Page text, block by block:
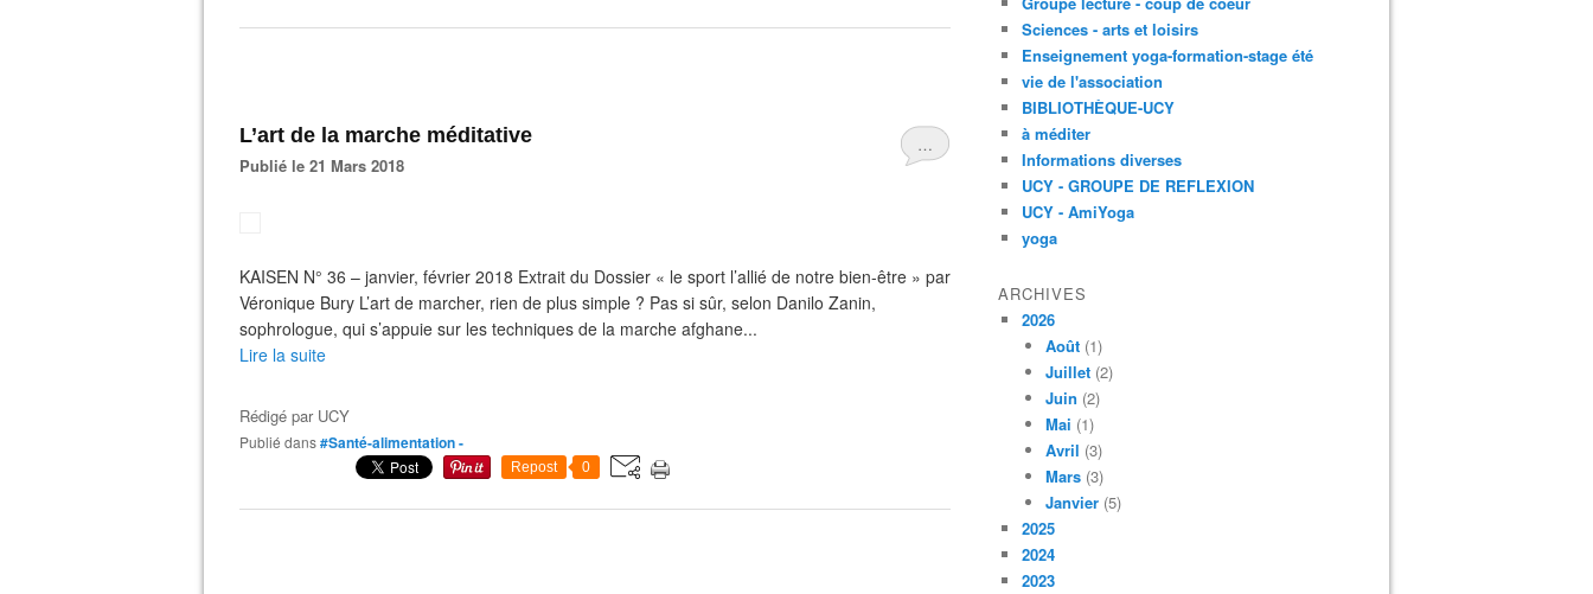
…
L’art de la marche méditative
Publié le 21 Mars 2018
KAISEN N° 36 – janvier, février 2018 Extrait du Dossier « le sport l’allié de notre bien-être » par
Véronique Bury L’art de marcher, rien de plus simple ? Pas si sûr, selon Danilo Zanin,
sophrologue, qui s’appuie sur les techniques de la marche afghane...
Lire la suite
Rédigé par UCY
Publié dans#Santé-alimentation -
Repost 0
Sciences - arts et loisirs
Enseignement yoga-formation-stage été
vie de l'association
BIBLIOTHÈQUE-UCY
à méditer
Informations diverses
UCY - GROUPE DE REFLEXION
UCY - AmiYoga
yoga
ARCHIVES
2026
Août (1)
Juillet (2)
Juin (2)
Mai (1)
Avril (3)
Mars (3)
Janvier (5)
2025
2024
2023